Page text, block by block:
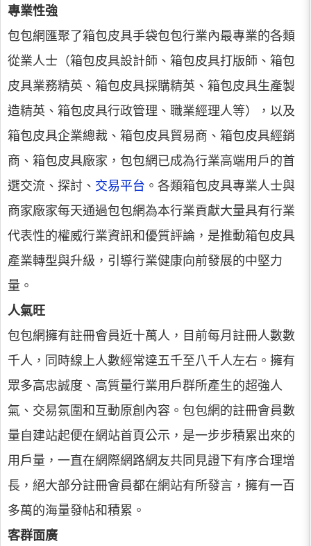
專業性強
包包網匯聚了箱包皮具手袋包包行業內最專業的各類
從業人士（箱包皮具設計師、箱包皮具打版師、箱包
皮具業務精英、箱包皮具採購精英、箱包皮具生產製
造精英、箱包皮具行政管理、職業經理人等），以及
箱包皮具企業總裁、箱包皮具貿易商、箱包皮具經銷
商、箱包皮具廠家，包包網已成為行業高端用戶的首
選交流、探討、 交易平台 。各類箱包皮具專業人士與
商家廠家每天通過包包網為本行業貢獻大量具有行業
代表性的權威行業資訊和優質評論，是推動箱包皮具
產業轉型與升級，引導行業健康向前發展的中堅力
量。
人氣旺
包包網擁有註冊會員近十萬人，目前每月註冊人數數
千人，同時線上人數經常達五千至八千人左右。擁有
眾多高忠誠度、高質量行業用戶群所產生的超強人
氣、交易氛圍和互動原創內容。包包網的註冊會員數
量自建站起便在網站首頁公示，是一步步積累出來的
用戶量，一直在網際網路網友共同見證下有序合理增
長，絕大部分註冊會員都在網站有所發言，擁有一百
多萬的海量發帖和積累。
客群面廣